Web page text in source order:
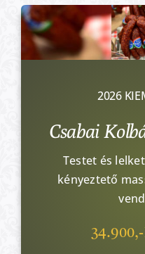
2026
Csabai
Testet és
kényeztető